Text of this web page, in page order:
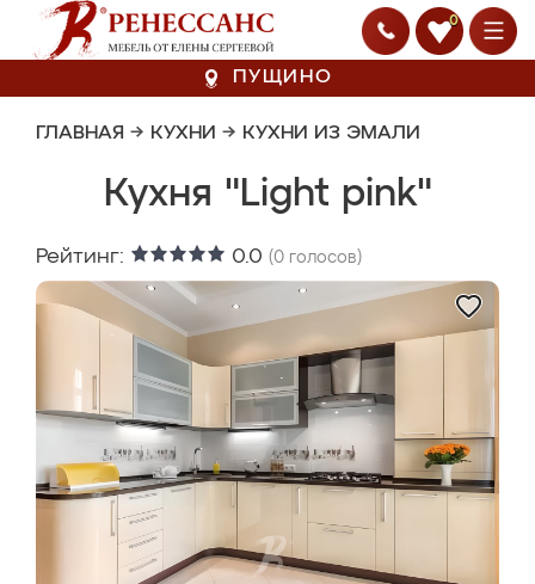
0
ПУЩИНО
ГЛАВНАЯ → КУХНИ → КУХНИ ИЗ ЭМАЛИ
Кухня "Light pink"
Рейтинг: 0.0 (0 голосов)